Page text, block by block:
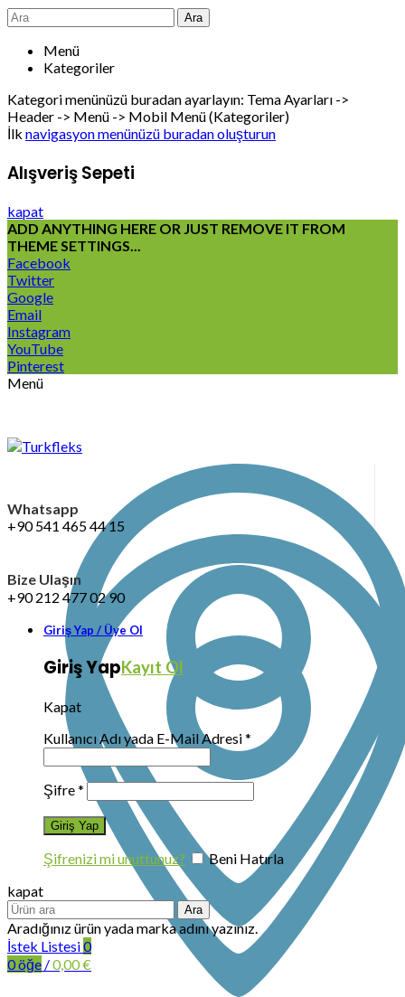
Ara
Menü
Kategoriler
Kategori menünüzü buradan ayarlayın: Tema Ayarları ->
Header -> Menü -> Mobil Menü (Kategoriler)
İlk navigasyon menünüzü buradan oluşturun
Alışveriş Sepeti
kapat
ADD ANYTHING HERE OR JUST REMOVE IT FROM
THEME SETTINGS...
Facebook
Twitter
Google
Email
Instagram
YouTube
Pinterest
Menü
Whatsapp
+90 541 465 44 15
Bize Ulaşın
+90 212 477 02 90
Giriş Yap / Üye Ol
Giriş YapKayıt Ol
Kapat
Kullanıcı Adı yada E-Mail Adresi*
Şifre*
Şifrenizi mi unuttunuz?
Beni Hatırla
kapat
Ara
Aradığınız ürün yada marka adını yazınız.
İstek Listesi0
0öğe /0,00€